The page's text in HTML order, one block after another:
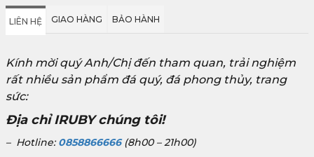
LIÊN HỆ GIAO HÀNG BẢO HÀNH
Kính mời quý Anh/Chị đến tham quan, trải nghiệm
rất nhiều sản phẩm đá quý, đá phong thủy, trang
sức:
Địa chỉ IRUBY chúng tôi!
– Hotline: 0858866666(8h00 – 21h00)